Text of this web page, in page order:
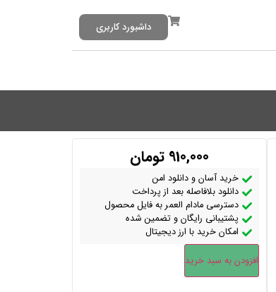
داشبورد کاربری
910,000 تومان
خرید آسان و دانلود امن
دانلود بلافاصله بعد از پرداخت
دسترسی مادام العمر به فایل محصول
پشتیبانی رایگان و تضمین شده
امکان خرید با ارز دیجیتال
افزودن به سبد خرید